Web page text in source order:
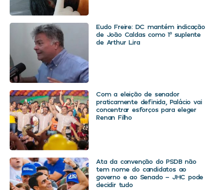
Eudo Freire: DC mantém indicação
de João Caldas como 1º suplente
de Arthur Lira
Com a eleição de senador
praticamente definida, Palácio vai
concentrar esforços para eleger
Renan Filho
Ata da convenção do PSDB não
tem nome do candidatos ao
governo e ao Senado – JHC pode
decidir tudo